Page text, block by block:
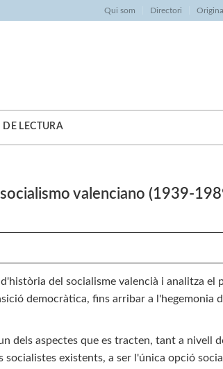
Qui som Directori
DE LECTURA
valenciano (1939-
del socialisme valencià i analitza el
democràtica, fins arribar a l'hegemonia
dels aspectes que es tracten, tant a nivell
socialistes existents, a ser l'única opció